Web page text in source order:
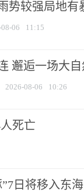
势较强局地有
06 11:15
邂逅一场大
2026-08-06 10:26
死亡
日将移入东